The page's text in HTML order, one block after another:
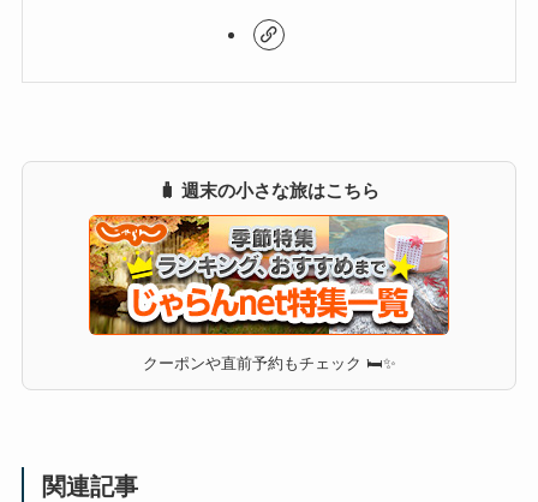
🧳 週末の小さな旅はこちら
クーポンや直前予約もチェック 🛏✨
関連記事